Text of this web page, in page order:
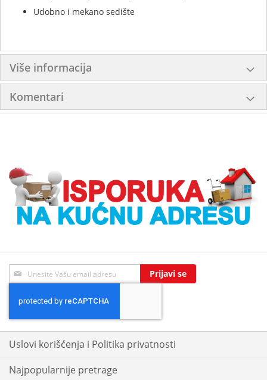
Udobno i mekano sedište
Više informacija
Komentari
Sign
Up
Our
Newsletter:
Prijavi se
Uslovi korišćenja i Politika privatnosti
Najpopularnije pretrage